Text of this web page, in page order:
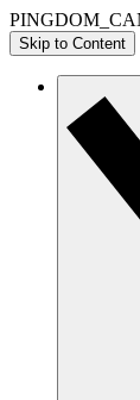
Skip to Content